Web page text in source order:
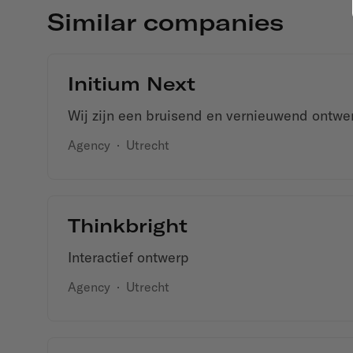
Similar companies
Initium Next
Wij zijn een bruisend en vernieuwend
Agency · Utrecht
Thinkbright
Interactief ontwerp
Agency · Utrecht